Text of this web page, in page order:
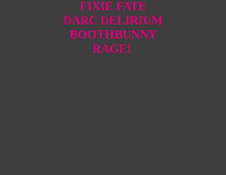
FIXIE FATE
DARC DELIRIUM
BOOTHBUNNY
RAGE!